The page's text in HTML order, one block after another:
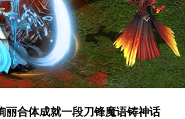
丽合体成就一段刀锋魔语铸神话